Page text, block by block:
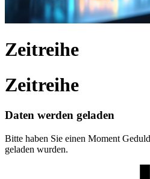
Zeitreihe
Zeitreihe
Daten werden geladen
Bitte haben Sie einen Moment
geladen wurden.